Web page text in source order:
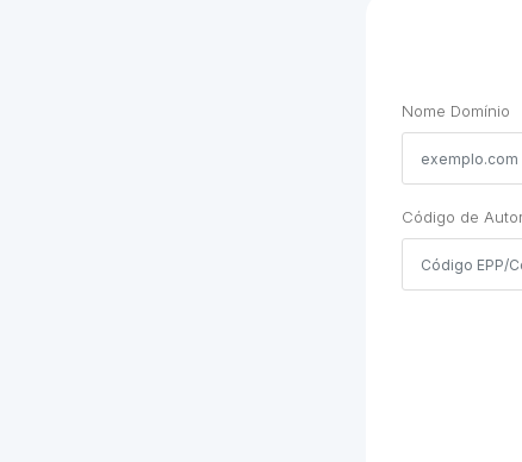
Nome Domínio
Código de